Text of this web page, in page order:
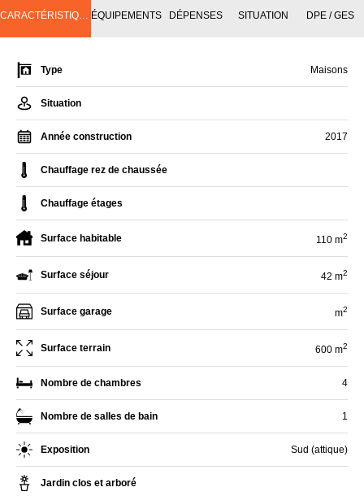
CARACTÉRISTIQUES ÉQUIPEMENTS DÉPENSES SITUATION DPE / GES
Type Maisons
Situation
Année construction 2017
Chauffage rez de chaussée
Chauffage étages
Surface habitable 110 m2
Surface séjour 42 m2
Surface garage m2
Surface terrain 600 m2
Nombre de chambres 4
Nombre de salles de bain 1
Exposition Sud (attique)
Jardin clos et arboré